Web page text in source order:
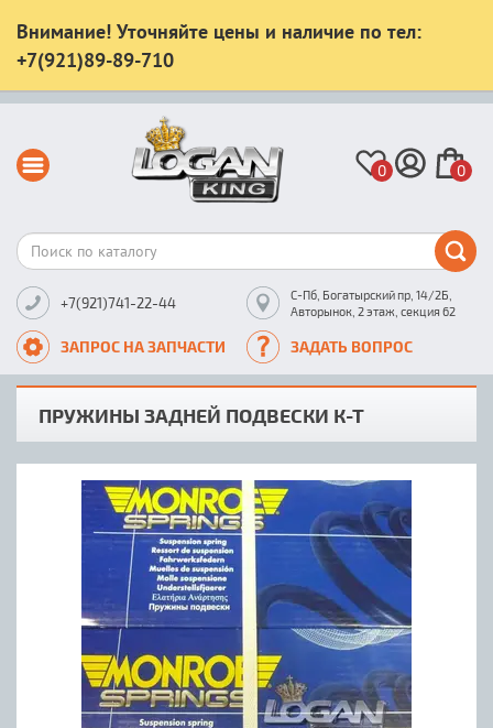
Внимание! Уточняйте цены и наличие по тел:
+7(921)89-89-710
0 0
+7(921)741-22-44
С-Пб, Богатырский пр, 14/2Б,
Авторынок, 2 этаж, секция 62
ЗАПРОС НА ЗАПЧАСТИ ЗАДАТЬ ВОПРОС
ПРУЖИНЫ ЗАДНЕЙ ПОДВЕСКИ К-Т